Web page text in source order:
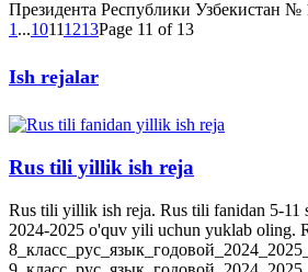
Президента Республики Узбекистан №
1 ...10111213Page 11 of 13
Ish rejalar
Rus tili yillik ish reja
Rus tili yillik ish reja. Rus tili fanidan 5-11
2024-2025 o'quv yili uchun yuklab oling.
8_класс_рус_язык_годовой_2024_2025_